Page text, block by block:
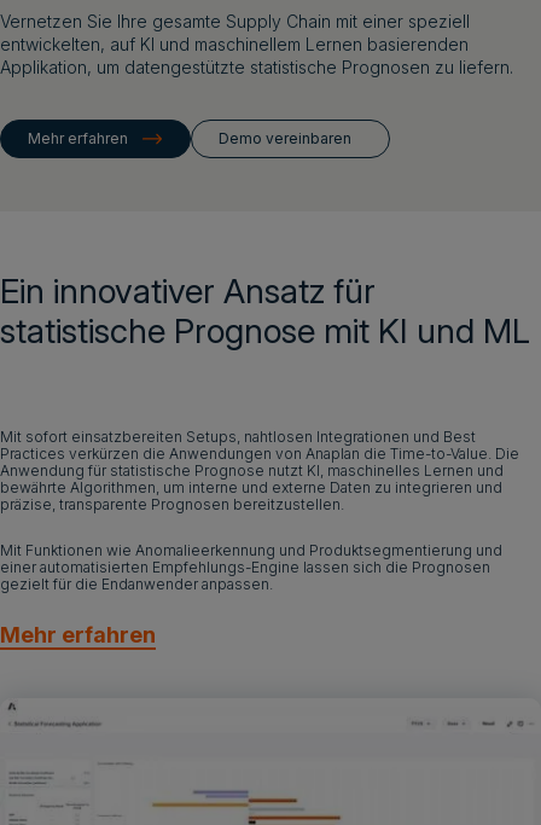
Unternehmen
Demo vereinbaren
Demo vereinbaren
Vernetzen Sie Ihre gesamte Supply Chain mit einer speziell
entwickelten, auf KI und maschinellem Lernen basierenden
Applikation, um datengestützte statistische Prognosen zu liefern.
Mehr erfahren Demo vereinbaren
Ein innovativer Ansatz für
statistische Prognose mit KI und ML
Mit sofort einsatzbereiten Setups, nahtlosen Integrationen und Best
Practices verkürzen die Anwendungen von Anaplan die Time-to-Value. Die
Anwendung für statistische Prognose nutzt KI, maschinelles Lernen und
bewährte Algorithmen, um interne und externe Daten zu integrieren und
präzise, transparente Prognosen bereitzustellen.
Mit Funktionen wie Anomalieerkennung und Produktsegmentierung und
einer automatisierten Empfehlungs-Engine lassen sich die Prognosen
gezielt für die Endanwender anpassen.
Mehr erfahren